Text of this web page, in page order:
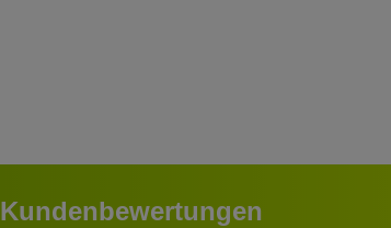
Kundenbewertungen